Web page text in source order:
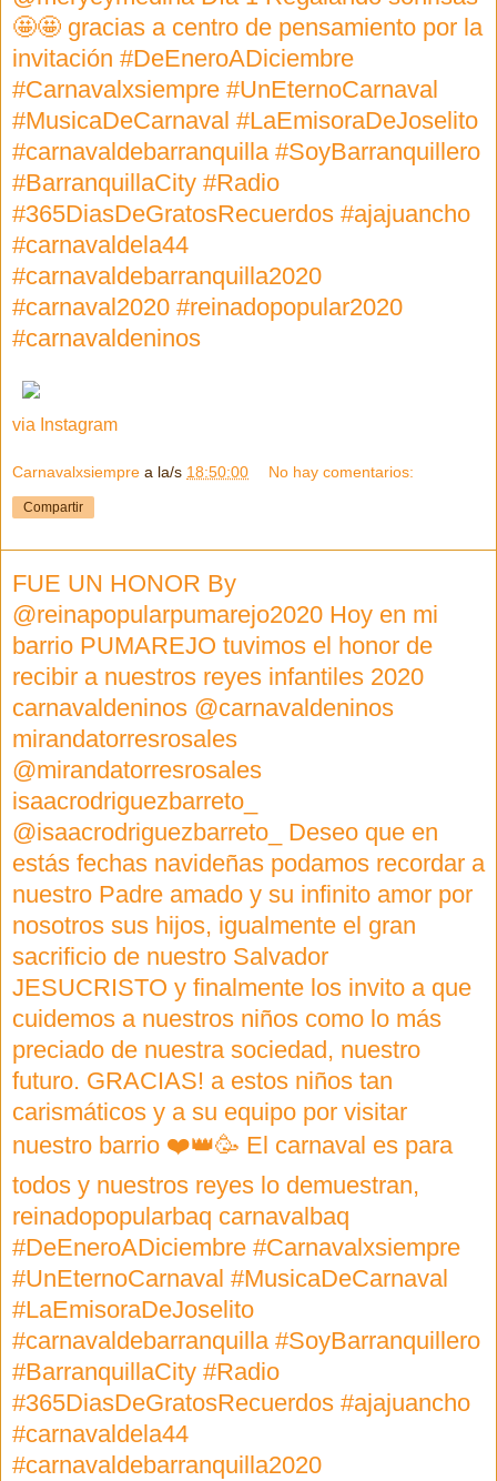
🤩🤩 gracias a centro de pensamiento por la
invitación #DeEneroADiciembre
#Carnavalxsiempre #UnEternoCarnaval
#MusicaDeCarnaval #LaEmisoraDeJoselito
#carnavaldebarranquilla #SoyBarranquillero
#BarranquillaCity #Radio
#365DiasDeGratosRecuerdos #ajajuancho
#carnavaldela44
#carnavaldebarranquilla2020
#carnaval2020 #reinadopopular2020
#carnavaldeninos
via Instagram
Carnavalxsiempre a la/s 18:50:00 No hay comentarios:
Compartir
FUE UN HONOR By
@reinapopularpumarejo2020 Hoy en mi
barrio PUMAREJO tuvimos el honor de
recibir a nuestros reyes infantiles 2020
carnavaldeninos @carnavaldeninos
mirandatorresrosales
@mirandatorresrosales
isaacrodriguezbarreto_
@isaacrodriguezbarreto_ Deseo que en
estás fechas navideñas podamos recordar a
nuestro Padre amado y su infinito amor por
nosotros sus hijos, igualmente el gran
sacrificio de nuestro Salvador
JESUCRISTO y finalmente los invito a que
cuidemos a nuestros niños como lo más
preciado de nuestra sociedad, nuestro
futuro. GRACIAS! a estos niños tan
carismáticos y a su equipo por visitar
nuestro barrio ❤️👑🥳 El carnaval es para
todos y nuestros reyes lo demuestran,
reinadopopularbaq carnavalbaq
#DeEneroADiciembre #Carnavalxsiempre
#UnEternoCarnaval #MusicaDeCarnaval
#LaEmisoraDeJoselito
#carnavaldebarranquilla #SoyBarranquillero
#BarranquillaCity #Radio
#365DiasDeGratosRecuerdos #ajajuancho
#carnavaldela44
#carnavaldebarranquilla2020